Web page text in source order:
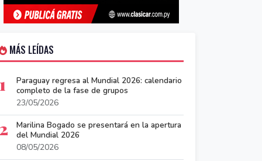
MÁS LEÍDAS
Paraguay regresa al Mundial 2026: calendario
completo de la fase de grupos
23/05/2026
Marilina Bogado se presentará en la apertura
del Mundial 2026
08/05/2026